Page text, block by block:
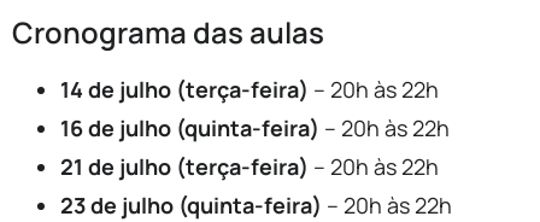
Cronograma das aulas
14 de julho (terça-feira) – 20h às 22h
16 de julho (quinta-feira) – 20h às 22h
21 de julho (terça-feira) – 20h às 22h
23 de julho (quinta-feira) – 20h às 22h